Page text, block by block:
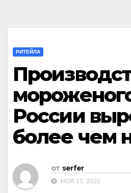
РИТЕЙЛА
России
более чем
от serfer
НОЯ 13, 2022